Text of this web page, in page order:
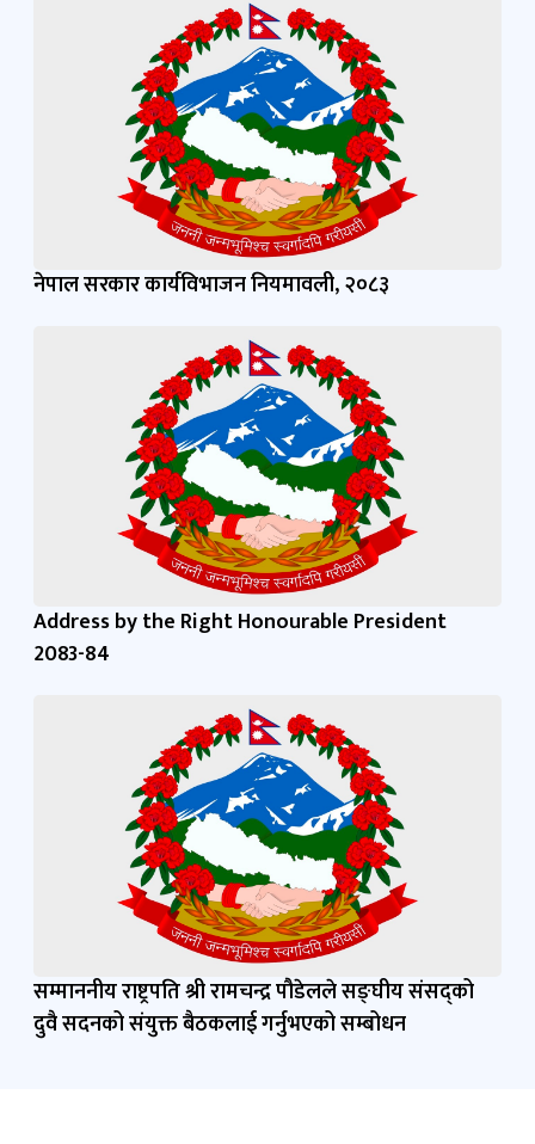
नेपाल सरकार कार्यविभाजन नियमावली, २०८३
Address by the Right Honourable President
2083-84
सम्माननीय राष्ट्रपति श्री रामचन्द्र पौडेलले सङ्घीय संसद्को
दुवै सदनको संयुक्त बैठकलाई गर्नुभएको सम्बोधन